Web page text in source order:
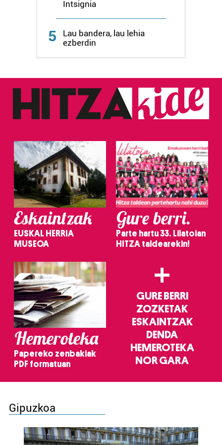
Intsignia
5
Lau bandera, lau lehia
ezberdin
Eskaintzak
EUSKAL HERRIA
MUSEOA
Gure berri.
Parte hartu 33. Lilatoian
HITZA taldearekin!
Hemeroteka
Papereko zenbakiak
PDF formatuan
+
GURE BERRI
ZOZKETAK
ESKAINTZAK
DENDA
HEMEROTEKA
NOR GARA
Gipuzkoa